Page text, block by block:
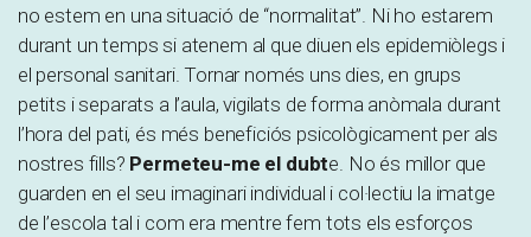
no estem en una situació de “normalitat”. Ni ho estarem
durant un temps si atenem al que diuen els epidemiòlegs i
el personal sanitari. Tornar només uns dies, en grups
petits i separats a l’aula, vigilats de forma anòmala durant
l’hora del pati, és més beneficiós psicològicament per als
nostres fills? Permeteu-me el dubte. No és millor que
guarden en el seu imaginari individual i col·lectiu la imatge
de l’escola tal i com era mentre fem tots els esforços